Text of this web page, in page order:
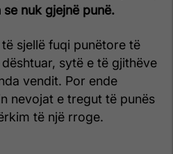
nuk gjejnë punë.
sjellë fuqi punëtore të
sytë e të gjithëve
vendit. Por ende
nevojat e tregut të punës
të një rroge.